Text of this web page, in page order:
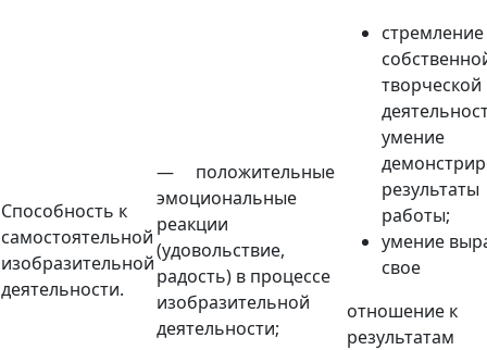
Способность к
самостоятельной
изобразительной
деятельности.
— положительные
эмоциональные
реакции
(удовольствие,
радость) в процессе
изобразительной
деятельности;
стремление
творческой
умение
результаты
работы;
умение
свое
отношение к
результатам